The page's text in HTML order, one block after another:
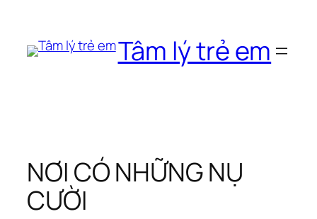
phần
Tâm lý trẻ em
NƠI CÓ NHỮNG NỤ
CƯỜI